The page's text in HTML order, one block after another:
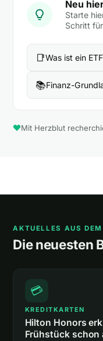
Neu
Starte
Schritt
📑Was ist ein
📚Finanz-
Mit Herzblut
AKTUELLES AUS DEM
Die neuesten
💳
KREDITKARTEN
Hilton Honors
Frühstück schon